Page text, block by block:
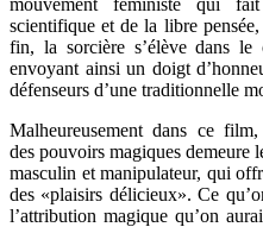
mouvement féministe qui
scientifique et de la libre
fin, la sorcière s’élève dans
envoyant ainsi un doigt
défenseurs d’une traditionnelle
Malheureusement dans ce
des pouvoirs magiques demeure
masculin et manipulateur, qui
des «plaisirs délicieux». Ce
l’attribution magique qu’on